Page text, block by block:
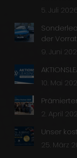
5. Juli
der
9. Juni
10. Mai
2. April
Unser
25. März